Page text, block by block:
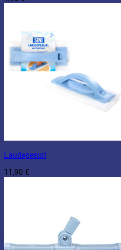
Laudepesuri
11,90 €